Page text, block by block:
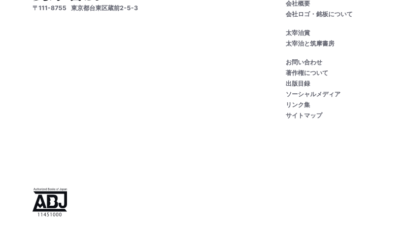
〒111-8755 東京都台東区蔵前2-5-3
会社概要
会社ロゴ・銘板について
太宰治賞
太宰治と筑摩書房
お問い合わせ
著作権について
出版目録
ソーシャルメディア
リンク集
サイトマップ